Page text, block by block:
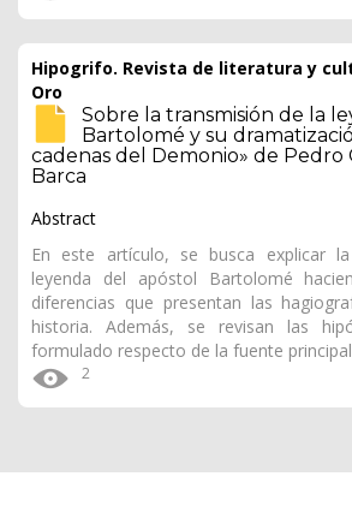
Hipogrifo. Revista de literatura y
Oro
Sobre la transmisión de la
Bartolomé y su
cadenas del Demonio» de Pedro
Barca
Abstract
En este artículo, se busca explicar
leyenda del apóstol Bartolomé
diferencias que presentan las
historia. Además, se revisan las
formulado respecto de la fuente
2